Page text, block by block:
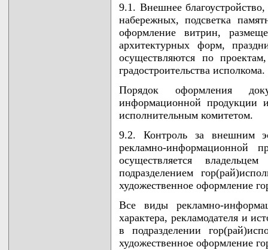
9.1. Внешнее
набережных, подсветка
оформление витрин,
архитектурных форм,
осуществляются по
градостроительства исполкома.
Порядок оформления
информационной продукции
исполнительным комитетом.
9.2. Контроль за внешним
рекламно-информационной
осуществляется
подразделением
художественное оформление
Все виды рекламно-
характера, рекламодателя и
в подразделении
художественное оформление